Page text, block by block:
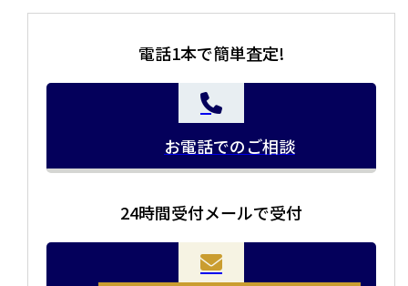
電話1本で簡単査定!
お電話でのご相談
24時間受付メールで受付